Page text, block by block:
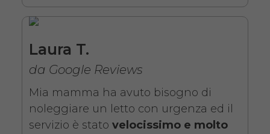
Noleggio letto da degenza
completo di sponde di
contenimento con materasso
antidecubito. Noleggio
minimo 7 giorni da 109 euro.
COSTO NOLEGGIO
Laura T.
da Google Reviews
Mia mamma ha avuto bisogno di
noleggiare un letto con urgenza ed il
servizio è statovelocissimo e molto